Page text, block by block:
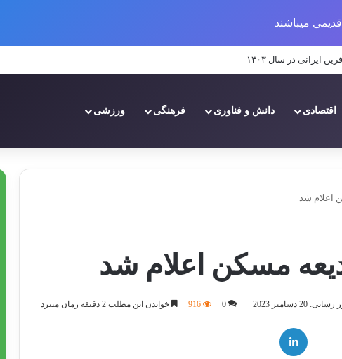
میباشند
فرهنگی سال ۱۴۰۳
اقتصادی دانش و فناوری فرهنگی ورزشی
اعلام شد
مسکن اعلام شد
20 دسامبر 2023 0
916 خواندن این مطلب 2 دقیقه زمان میبرد